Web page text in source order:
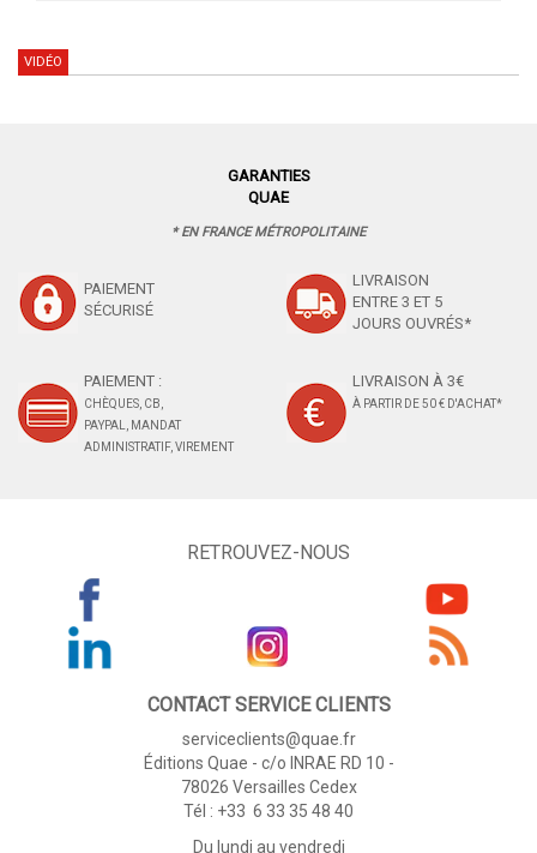
VIDÉO
GARANTIES
QUAE
* EN FRANCE MÉTROPOLITAINE
PAIEMENT
SÉCURISÉ
LIVRAISON
ENTRE 3 ET 5
JOURS OUVRÉS*
PAIEMENT :
CHÈQUES, CB,
PAYPAL, MANDAT
ADMINISTRATIF, VIREMENT
LIVRAISON À 3€
À PARTIR DE 50 € D'ACHAT*
RETROUVEZ-NOUS
CONTACT SERVICE CLIENTS
serviceclients@quae.fr
Éditions Quae - c/o INRAE RD 10 -
78026 Versailles Cedex
Tél : +33 6 33 35 48 40
Du lundi au vendredi